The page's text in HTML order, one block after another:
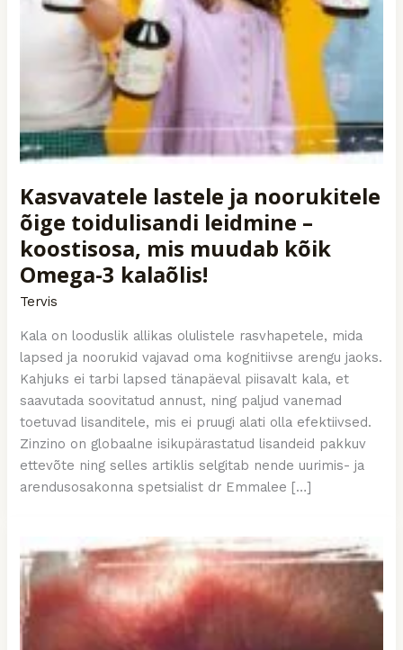
Kasvavatele lastele ja noorukitele
õige toidulisandi leidmine –
koostisosa, mis muudab kõik
Omega-3 kalaõlis!
Tervis
Kala on looduslik allikas olulistele rasvhapetele, mida
lapsed ja noorukid vajavad oma kognitiivse arengu jaoks.
Kahjuks ei tarbi lapsed tänapäeval piisavalt kala, et
saavutada soovitatud annust, ning paljud vanemad
toetuvad lisanditele, mis ei pruugi alati olla efektiivsed.
Zinzino on globaalne isikupärastatud lisandeid pakkuv
ettevõte ning selles artiklis selgitab nende uurimis- ja
arendusosakonna spetsialist dr Emmalee […]